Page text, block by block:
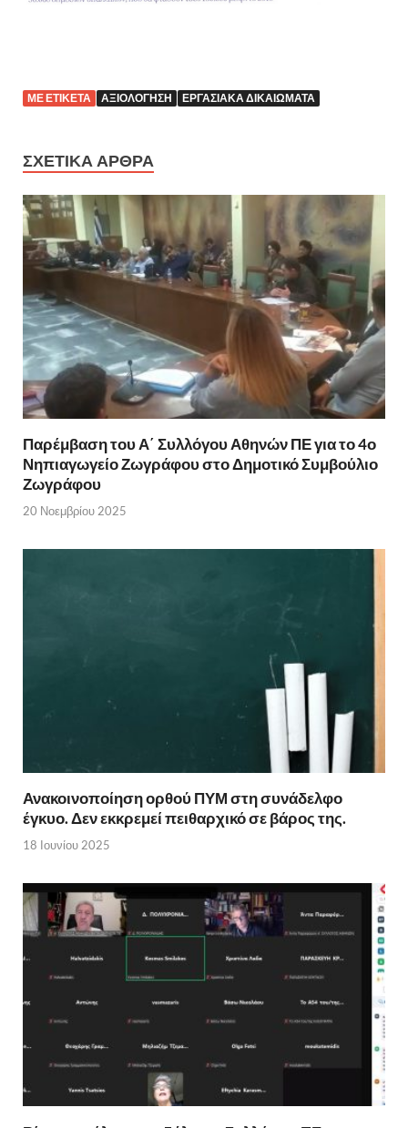
ΜΕ ΕΤΙΚΈΤΑ ΑΞΙΟΛΌΓΗΣΗ ΕΡΓΑΣΙΑΚΆ ΔΙΚΑΙΏΜΑΤΑ
ΣΧΕΤΙΚΆ ΆΡΘΡΑ
Παρέμβαση του Α΄ Συλλόγου Αθηνών ΠΕ για το 4ο
Νηπιαγωγείο Ζωγράφου στο Δημοτικό Συμβούλιο
Ζωγράφου
20 Νοεμβρίου 2025
Ανακοινοποίηση ορθού ΠΥΜ στη συνάδελφο
έγκυο. Δεν εκκρεμεί πειθαρχικό σε βάρος της.
18 Ιουνίου 2025